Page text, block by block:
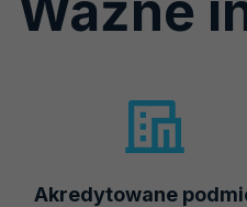
Akredytowane